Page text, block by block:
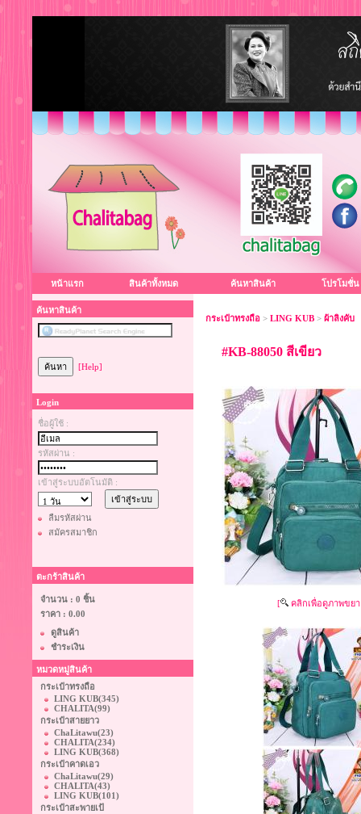
หน้าแรก สินค้าทั้งหมด ค้นหาสินค้า โปรโมชั่น
ค้นหาสินค้า
[Help]
Login
ชื่อผู้ใช้ :
รหัสผ่าน :
เข้าสู่ระบบอัตโนมัติ :
ลืมรหัสผ่าน
สมัครสมาชิก
ตะกร้าสินค้า
จำนวน : 0 ชิ้น
ราคา : 0.00
ดูสินค้า
ชำระเงิน
หมวดหมู่สินค้า
กระเป๋าทรงถือ
LING KUB(345)
CHALITA(99)
กระเป๋าสายยาว
ChaLitawu(23)
CHALITA(234)
LING KUB(368)
กระเป๋าคาดเอว
ChaLitawu(29)
CHALITA(43)
LING KUB(101)
กระเป๋าสะพายเป้
กระเป๋าทรงถือ > LING KUB > ผ้าลิงคับ
#KB-88050 สีเขียว
[ คลิกเพื่อดูภาพขยา